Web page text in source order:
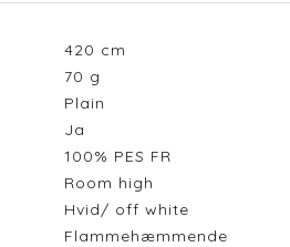
420 cm
70 g
Plain
Ja
100% PES FR
Room high
Hvid/ off white
Flammehæmmende